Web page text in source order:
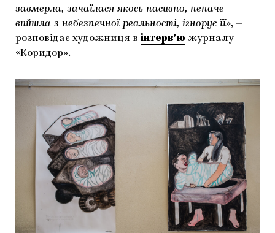
завмерла, зачаїлася якось пасивно, неначе
вийшла з небезпечної реальності, ігнорує її», —
розповідає художниця в інтерв’ю журналу
«Коридор».